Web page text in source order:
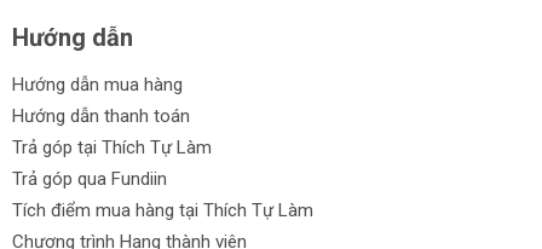
Hướng dẫn
Hướng dẫn mua hàng
Hướng dẫn thanh toán
Trả góp tại Thích Tự Làm
Trả góp qua Fundiin
Tích điểm mua hàng tại Thích Tự Làm
Chương trình Hạng thành viên